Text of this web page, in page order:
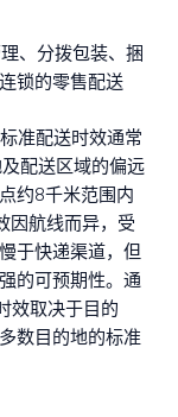
、分拨包装、捆
锁的零售配送
准配送时效通常
配送区域的偏远
约8千米范围内
因航线而异，受
于快递渠道，但
的可预期性。通
效取决于目的
数目的地的标准